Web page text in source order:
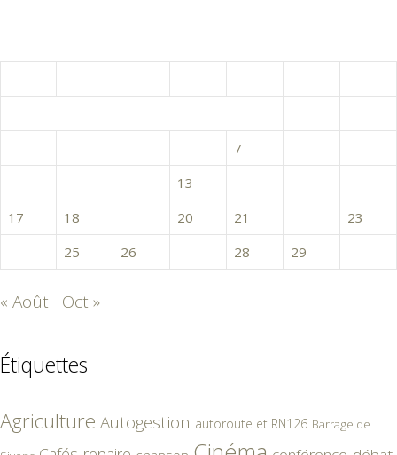
7
13
17
18 20 21
23
25 26 28 29
« Août Oct »
Étiquettes
Agriculture Autogestion autoroute et RN126 Barrage de